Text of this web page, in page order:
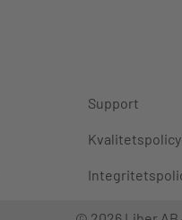
Support